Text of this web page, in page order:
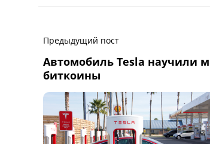
Предыдущий пост
Автомобиль Tesla научили
биткоины